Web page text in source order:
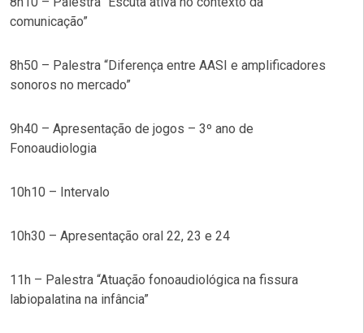
comunicação”
8h50 – Palestra “Diferença entre AASI e amplificadores
sonoros no mercado”
9h40 – Apresentação de jogos – 3º ano de
Fonoaudiologia
10h10 – Intervalo
10h30 – Apresentação oral 22, 23 e 24
11h – Palestra “Atuação fonoaudiológica na fissura
labiopalatina na infância”